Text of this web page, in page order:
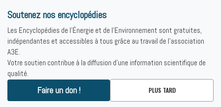
RÉSULTATS
Soutenez nos encyclopédies
Les Encyclopédies de l'Énergie et de l'Environnement sont gratuites,
indépendantes et accessibles à tous grâce au travail de l'association
A3E.
Votre soutien contribue à la diffusion d'une information scientifique de
qualité.
Faire un don ! PLUS TARD